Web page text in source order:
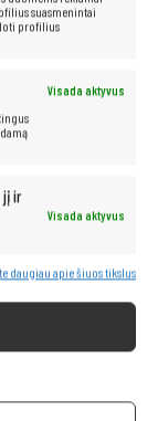
suasmenintai
profilius
Visada aktyvus
jį ir
Visada aktyvus
daugiau apie šiuos tikslus
skirtą
kurios